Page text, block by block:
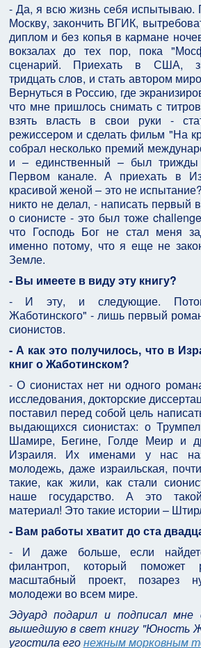
- Да, я всю жизнь себя испытываю.
Москву, закончить ВГИК,
диплом и без копья в кармане
вокзалах до тех пор, пока
сценарий. Приехать в США,
тридцать слов, и стать автором
Вернуться в Россию, где
что мне пришлось снимать с
взять власть в свои руки -
режиссером и сделать фильм "На
собрал несколько премий
и – единственный – был
Первом канале. А приехать в
красивой женой – это не
никто не делал, - написать первый
о сионисте - это был тоже
что Господь Бог не стал меня
именно потому, что я еще не
Земле.
- Вы имеете в виду эту книгу?
- И эту, и следующие.
Жаботинского" - лишь первый
сионистов.
- А как это получилось, что в
книг о Жаботинском?
- О сионистах нет ни одного
исследования, докторские
поставил перед собой цель
выдающихся сионистах: о
Шамире, Бегине, Голде Меир и
Израиля. Их именами у нас
молодежь, даже израильская,
такие, как жили, как стали
наше государство. А это
материал! Это такие истории –
- Вам работы хватит до ста
- И даже больше, если
филантроп, который поможет
масштабный проект, позарез
молодежи во всем мире.
Эдуард подарил и подписал
вышедшую в свет книгу "Юность
угостила егонежным морковным